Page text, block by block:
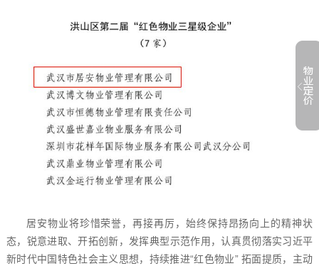
居安物业将珍惜荣誉，再接再厉，始终保持昂扬向上的精神状
态，锐意进取、开拓创新，发挥典型示范作用，认真贯彻落实习近平
新时代中国特色社会主义思想，持续推进“红色物业” 拓面提质，主动